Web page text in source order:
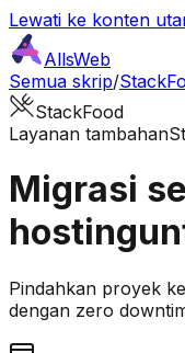
Lewati ke konten
AllsWeb
Semua skrip/
StackFood
Layanan tambahan
Migrasi
hosting
Pindahkan proyek
dengan zero